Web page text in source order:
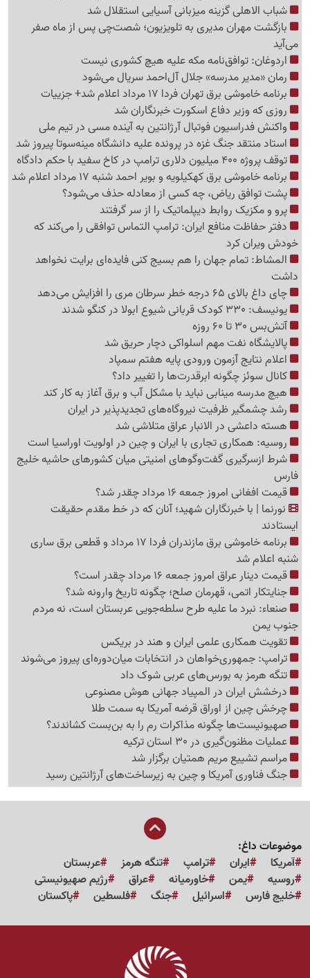
شباب الاهلی گزینه میزبانی آسیایی استقلال شد
بازگشت مهران مدیری به تلویزیون؛ شصت‌چی پس از ماه صفر
می‌آید
اردوغان: توافق‌نامه مکه علیه هیچ کشوری نیست
رمان «مدیر مدرسه» جلال آل‌احمد سریال می‌شود
برنامه خاموشی برق تهران فردا 17 مرداد اعلام شد+ جزییات
روزی که وزیر دفاع اسکورت خبرنگاران شد
واکنش فدراسیون فوتبال آرژانتین به آینده مسی در تیم ملی
استاد منتقد جنگ غزه در پرونده علیه دانشگاه مینه‌سوتا پیروز شد
توقف پروژه 400 میلیون دلاری ترامپ در کاخ سفید با حکم دادگاه
برنامه خاموشی برق کهکیلویه و بویر احمد شنبه 17 مرداد اعلام شد
پشت توافق ریاض، چه کسی از معادله حذف می‌شود؟
پرو و مکزیک روابط دیپلماتیک را از سر گرفتند
دفتر حفاظت منافع ایران: ترامپ التماس توافقی را می‌کند که
خودش ویران کرد
المشاط: تمام جهان را هم بسیج کنی فایده‌ای برایت نخواهد
داشت
چای داغ بالای 65 درجه خطر سرطان مری را افزایش می‌دهد
یونیسف: 330 کودک قربانی شیوع ابولا در کنگو شدند
آتش‌بس 30 تا 60 روزه
پالایشگاه نفت مهم اسلواکی دچار حریق شد
اعلام نتایج آزمون ورودی پایه هفتم سمپاد
کانال سوئز چگونه ابرقدرت‌ها را تغییر داد؟
هیچ مدرسه مینابی نباید با مشکل آب و برق آغاز به کار کند
رشد چشمگیر ظرفیت نیروگاه‌های تجدیدپذیر در ایران
هسته داعشی در الانبار عراق متلاشی شد
روسیه: همکاری تجاری با ایران و چین در اولویت اوراسیا است
شرط ازسرگیری گفت‌وگوهای امنیتی میان کشورهای حاشیه خلیج
فارس
قیمت افغانی امروز جمعه 16 مرداد چقدر شد؟
نورنما | با خبرنگاران شهید؛ آنان که در خط مقدم حقیقت
ایستادند
برنامه خاموشی برق مازندران فردا 17 مرداد و قطعی برق ساری
شنبه اعلام شد
قیمت دینار عراق امروز جمعه 16 مرداد چقدر است؟
جنایتکار اتمی، قهرمان صلح؛ چگونه تاریخ وارونه شد؟
صنعاء: نبرد ما علیه طرح سلطه‌جویی عربستان است، نه مردم
جنوب یمن
تقویت همکاری علمی ایران و هند در بریکس
ترامپ: جمهوری‌خواهان در انتخابات میان‌دوره‌ای پیروز می‌شوند
تنگه هرمز به بورس‌های عربی شوک داد
درخشش ایران در المپیاد جهانی هوش مصنوعی
چرخش چین از اوراق قرضه آمریکا به سمت طلا
صهیونیست‌ها چگونه مذاکرات رم را به بن‌بست کشاندند؟
عملیات مظنون‌گیری در 30 استان ترکیه
مراسم تشییع مریم همتیان برگزار شد
جنگ فناوری آمریکا و چین به زیرساخت‌های آرژانتین رسید
موضوعات داغ:
آمریکا
ایران ترامپ تنگه هرمز
عربستان
روسیه
یمن خاورمیانه عراق
رژیم صهیونیستی
خلیج فارس
اسرائیل جنگ فلسطین پاکستان